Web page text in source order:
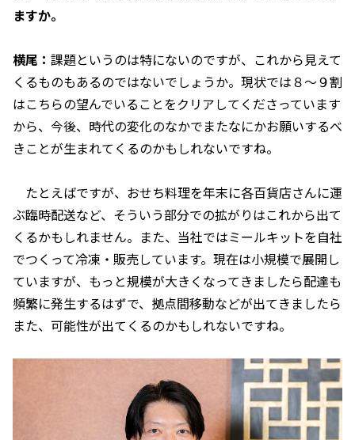
ますか。
横尾： 課題というのは特にないのですが、これから見えて
くるものもあるのではないでしょうか。現状では８～９割
はこちらの望んでいることをクリアしてくださっています
から、今後、時代の変化のなかでまたなにかお願いするべ
きことが生まれてくるのかもしれないですね。
たとえばですが、おせち料理を年末に各百貨店さんに運
ぶ臨時配送など、そういう部分での拡がりはこれから出て
くるかもしれません。また、当社ではミールキットを自社
でつくって冷凍・販売しています。現在は小規模で展開し
ていますが、もっと規模が大きくなってきましたら配達も
頻繁に発生するはずで、拠点間移動などが出てきましたら
また、可能性が出てくるのかもしれないですね。